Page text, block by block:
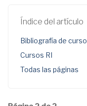
Índice del artículo
Bibliografía de curso
Cursos RI
Todas las páginas